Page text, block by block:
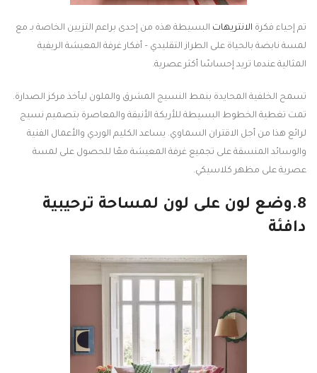
تم إحياء فكرة الانتريهات البسيطة هذه من إحدى براعم التزيين الخاصة بـ مع
لمسة نابضة بالحياة على الطراز التقليدي – أفكار غرفة المعيشة الريفية
المثالية عندما تريد إحساسًا أكثر عصرية.
تسمح الخلفية المحايدة بنمط النسيج المشرق والملون ليأخذ مركز الصدارة.
تمت تغطية الخطوط البسيطة للأريكة الأنيقة والمعاصرة بتصميم نسيج
لرائع هذا من أجل الاقتران السماوي. يساعد الكليم الوردي والأعمال الفنية
والوسائد المنسقة على تجميع غرفة المعيشة معًا للحصول على لمسة
عصرية على مظهر كلاسيكي.
8.وضع لون على لون لمساحة ترحيبية
دافئة